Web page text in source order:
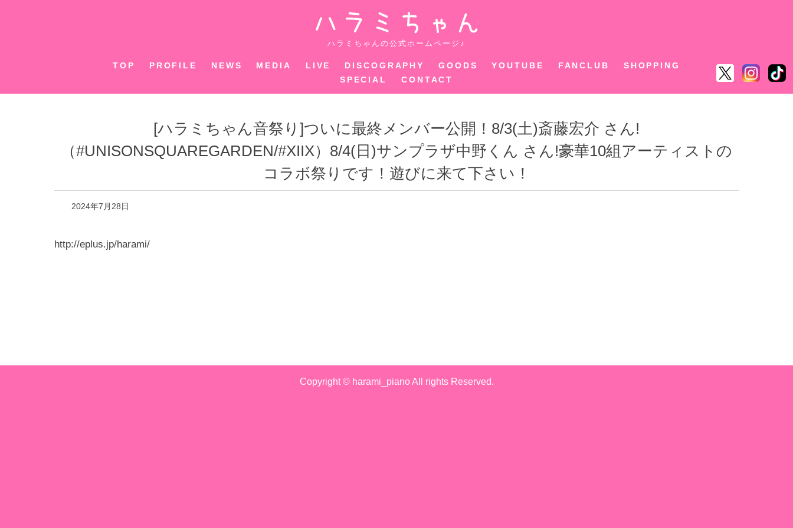
ハラミちゃん
ハラミちゃんの公式ホームページ♪
TOP PROFILE NEWS MEDIA LIVE DISCOGRAPHY GOODS YOUTUBE FANCLUB
SHOPPING
SPECIAL
CONTACT
[ハラミちゃん音祭り]ついに最終メンバー公開！8/3(土)斎藤宏介 さん!
（#UNISONSQUAREGARDEN/#XIIX）8/4(日)サンプラザ中野くん さん!豪華10組アーティストの
コラボ祭りです！遊びに来て下さい！
2024年7月28日
http://eplus.jp/harami/
Copyright © harami_piano All rights Reserved.